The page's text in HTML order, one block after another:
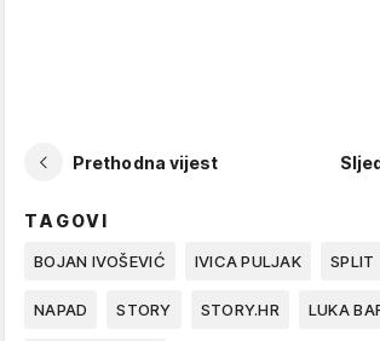
Prethodna vijest
TAGOVI
BOJAN IVOŠEVIĆ IVICA PULJAK SPLIT
NAPAD STORY STORY.HR LUKA